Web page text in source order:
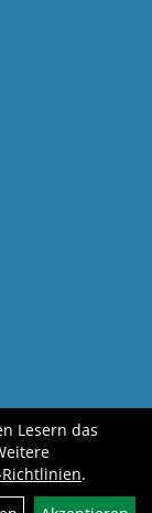
Lesern das
Richtlinien.